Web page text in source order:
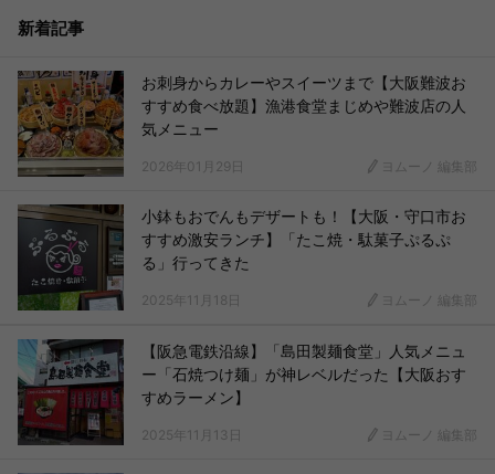
新着記事
お刺身からカレーやスイーツまで【大阪難波お
すすめ食べ放題】漁港食堂まじめや難波店の人
気メニュー
2026年01月29日 ヨムーノ 編集部
小鉢もおでんもデザートも！【大阪・守口市お
すすめ激安ランチ】「たこ焼・駄菓子ぷるぷ
る」行ってきた
2025年11月18日 ヨムーノ 編集部
【阪急電鉄沿線】「島田製麺食堂」人気メニュ
ー「石焼つけ麺」が神レベルだった【大阪おす
すめラーメン】
2025年11月13日 ヨムーノ 編集部